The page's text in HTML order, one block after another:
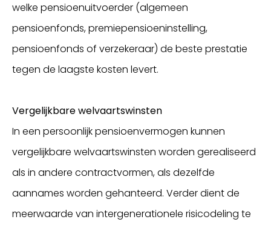
welke pensioenuitvoerder (algemeen
pensioenfonds, premiepensioeninstelling,
pensioenfonds of verzekeraar) de beste prestatie
tegen de laagste kosten levert.
Vergelijkbare welvaartswinsten
In een persoonlijk pensioenvermogen kunnen
vergelijkbare welvaartswinsten worden gerealiseerd
als in andere contractvormen, als dezelfde
aannames worden gehanteerd. Verder dient de
meerwaarde van intergenerationele risicodeling te